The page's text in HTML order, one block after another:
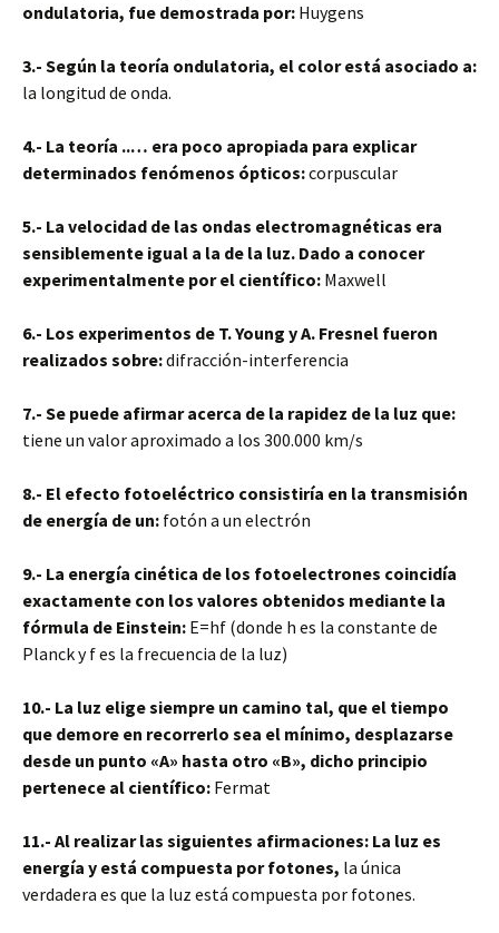
ondulatoria, fue demostrada por: Huygens
3.- Según la teoría ondulatoria, el color está asociado a:
la longitud de onda.
4.- La teoría ..… era poco apropiada para explicar
determinados fenómenos ópticos:corpuscular
5.- La velocidad de las ondas electromagnéticas era
sensiblemente igual a la de la luz. Dado a conocer
experimentalmente por el científico: Maxwell
6.- Los experimentos de T. Young y A. Fresnel fueron
realizados sobre:difracción-interferencia
7.- Se puede afirmar acerca de la rapidez de la luz que:
tiene un valor aproximado a los 300.000 km/s
8.- El efecto fotoeléctrico consistiría en la transmisión
de energía de un: fotón a un electrón
9.- La energía cinética de los fotoelectrones coincidía
exactamente con los valores obtenidos mediante la
fórmula de Einstein: E=hf (donde h es la constante de
Planck y f es la frecuencia de la luz)
10.- La luz elige siempre un camino tal, que el tiempo
que demore en recorrerlo sea el mínimo, desplazarse
desde un punto «A» hasta otro «B», dicho principio
pertenece al científico: Fermat
11.- Al realizar las siguientes afirmaciones: La luz es
energía y está compuesta por fotones, la única
verdadera es que la luz está compuesta por fotones.